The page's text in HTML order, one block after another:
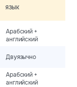
ЯЗЫК
Арабский +
английский
Двуязычно
Арабский +
английский